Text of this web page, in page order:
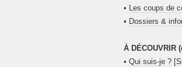
• Les coups de
• Dossiers &
À DÉCOUVRIR
• Qui suis-je ?